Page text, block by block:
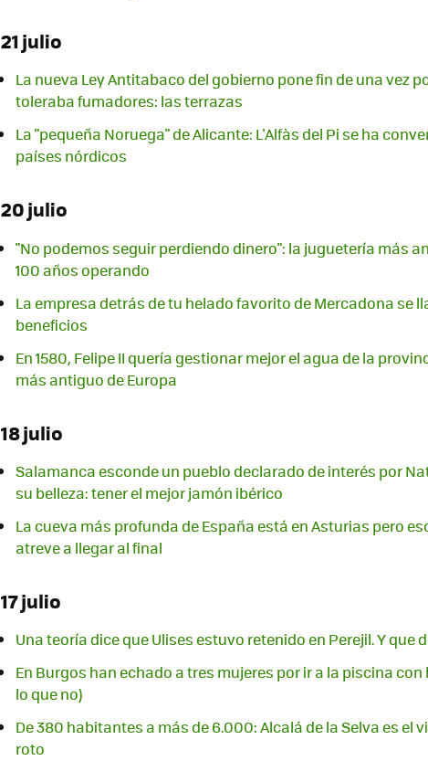
21 julio
La nueva Ley Antitabaco del gobierno pone fin de una vez
toleraba fumadores: las terrazas
La "pequeña Noruega" de Alicante: L'Alfàs del Pi se ha
países nórdicos
20 julio
"No podemos seguir perdiendo dinero": la juguetería más
100 años operando
La empresa detrás de tu helado favorito de Mercadona se
beneficios
En 1580, Felipe II quería gestionar mejor el agua de la
más antiguo de Europa
18 julio
Salamanca esconde un pueblo declarado de interés por
su belleza: tener el mejor jamón ibérico
La cueva más profunda de España está en Asturias pero
atreve a llegar al final
17 julio
Una teoría dice que Ulises estuvo retenido en Perejil. Y que
En Burgos han echado a tres mujeres por ir a la piscina con
lo que no)
De 380 habitantes a más de 6.000: Alcalá de la Selva es el
roto